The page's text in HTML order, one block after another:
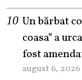
Un bărbat
coasa” a
fost
august 6, 2026